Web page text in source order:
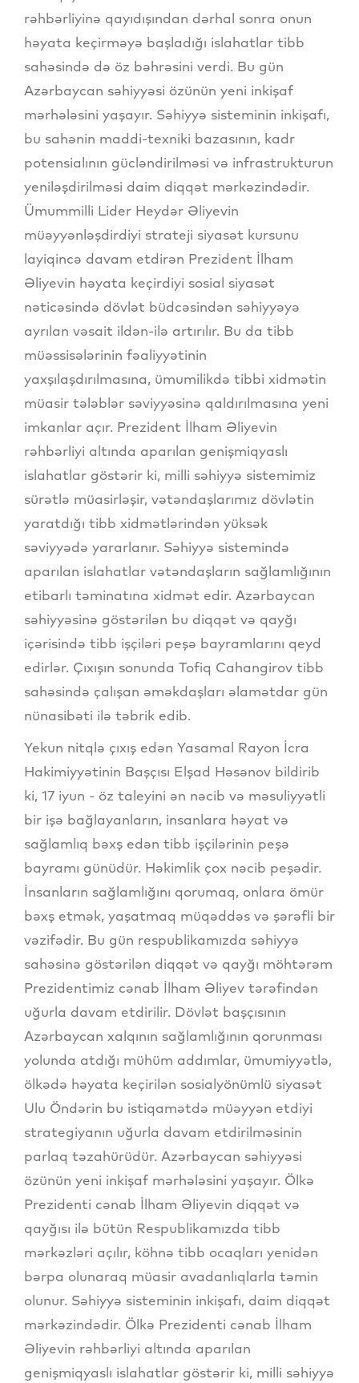
rəhbərliyinə qayıdışından dərhal sonra onun
həyata keçirməyə başladığı islahatlar tibb
sahəsində də öz bəhrəsini verdi. Bu gün
Azərbaycan səhiyyəsi özünün yeni inkişaf
mərhələsini yaşayır. Səhiyyə sisteminin inkişafı,
bu sahənin maddi-texniki bazasının, kadr
potensialının gücləndirilməsi və infrastrukturun
yeniləşdirilməsi daim diqqət mərkəzindədir.
Ümummilli Lider Heydər Əliyevin
müəyyənləşdirdiyi strateji siyasət kursunu
layiqincə davam etdirən Prezident İlham
Əliyevin həyata keçirdiyi sosial siyasət
nəticəsində dövlət büdcəsindən səhiyyəyə
ayrılan vəsait ildən-ilə artırılır. Bu da tibb
müəssisələrinin fəaliyyətinin
yaxşılaşdırılmasına, ümumilikdə tibbi xidmətin
müasir tələblər səviyyəsinə qaldırılmasına yeni
imkanlar açır. Prezident İlham Əliyevin
rəhbərliyi altında aparılan genişmiqyaslı
islahatlar göstərir ki, milli səhiyyə sistemimiz
sürətlə müasirləşir, vətəndaşlarımız dövlətin
yaratdığı tibb xidmətlərindən yüksək
səviyyədə yararlanır. Səhiyyə sistemində
aparılan islahatlar vətəndaşların sağlamlığının
etibarlı təminatına xidmət edir. Azərbaycan
səhiyyəsinə göstərilən bu diqqət və qayğı
içərisində tibb işçiləri peşə bayramlarını qeyd
edirlər. Çıxışın sonunda Tofiq Cahangirov tibb
sahəsində çalışan əməkdaşları əlamətdar gün
nünasibəti ilə təbrik edib.
Yekun nitqlə çıxış edən Yasamal Rayon İcra
Hakimiyyətinin Başçısı Elşad Həsənov bildirib
ki, 17 iyun - öz taleyini ən nəcib və məsuliyyətli
bir işə bağlayanların, insanlara həyat və
sağlamlıq bəxş edən tibb işçilərinin peşə
bayramı günüdür. Həkimlik çox nəcib peşədir.
İnsanların sağlamlığını qorumaq, onlara ömür
bəxş etmək, yaşatmaq müqəddəs və şərəfli bir
vəzifədir. Bu gün respublikamızda səhiyyə
sahəsinə göstərilən diqqət və qayğı möhtərəm
Prezidentimiz cənab İlham Əliyev tərəfindən
uğurla davam etdirilir. Dövlət başçısının
Azərbaycan xalqının sağlamlığının qorunması
yolunda atdığı mühüm addımlar, ümumiyyətlə,
ölkədə həyata keçirilən sosialyönümlü siyasət
Ulu Öndərin bu istiqamətdə müəyyən etdiyi
strategiyanın uğurla davam etdirilməsinin
parlaq təzahürüdür. Azərbaycan səhiyyəsi
özünün yeni inkişaf mərhələsini yaşayır. Ölkə
Prezidenti cənab İlham Əliyevin diqqət və
qayğısı ilə bütün Respublikamızda tibb
mərkəzləri açılır, köhnə tibb ocaqları yenidən
bərpa olunaraq müasir avadanlıqlarla təmin
olunur. Səhiyyə sisteminin inkişafı, daim diqqət
mərkəzindədir. Ölkə Prezidenti cənab İlham
Əliyevin rəhbərliyi altında aparılan
genişmiqyaslı islahatlar göstərir ki, milli səhiyyə